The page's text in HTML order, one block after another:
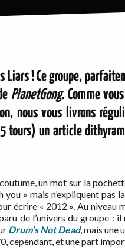
Liars! Ce groupe,
PlanetGong. Comme
nous vous livrons
tours) un article
un mot sur la
you » mais n’expliquent
écrire « 2012 ». Au niveau
de l’univers du groupe :
Drum’s Not Dead, mais une
cependant, et une part